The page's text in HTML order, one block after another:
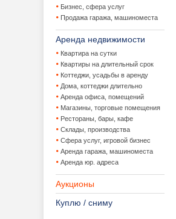
Бизнес, сфера услуг
Продажа гаража, машиноместа
Аренда недвижимости
Квартира на сутки
Квартиры на длительный срок
Коттеджи, усадьбы в аренду
Дома, коттеджи длительно
Аренда офиса, помещений
Магазины, торговые помещения
Рестораны, бары, кафе
Склады, производства
Сфера услуг, игровой бизнес
Аренда гаража, машиноместа
Аренда юр. адреса
Аукционы
Куплю / сниму